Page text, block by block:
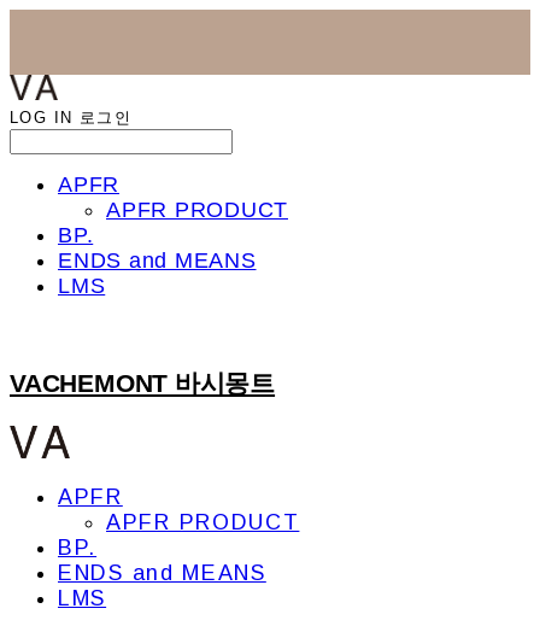
LOG IN 로그인
APFR
APFR PRODUCT
BP.
ENDS and MEANS
LMS
VACHEMONT 바시몽트
APFR
APFR PRODUCT
BP.
ENDS and MEANS
LMS